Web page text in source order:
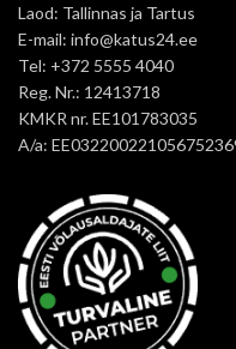
Laod: Tallinnas ja Tartus
E-mail: info@katus24.ee
Tel: +372 5555 4040
Reg. Nr.: 12413718
KMKR nr. EE101783035
A/a: